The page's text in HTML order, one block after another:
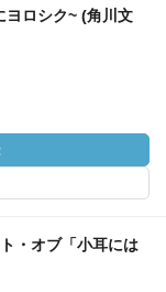
ヨロシク~ (角川文
・オブ「小耳には